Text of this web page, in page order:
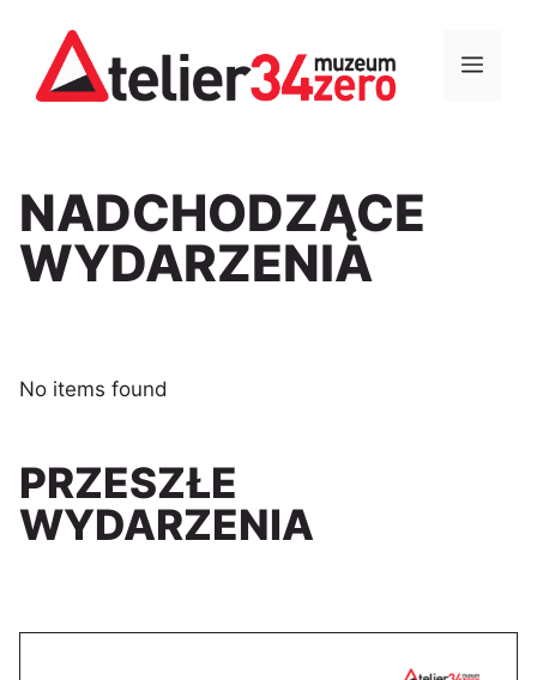
treści
NADCHODZĄCE
WYDARZENIA
No items found
PRZESZŁE
WYDARZENIA